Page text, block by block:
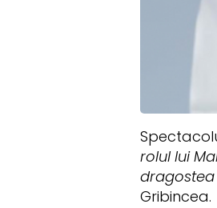
rolul lui
dragostea
Gribincea.